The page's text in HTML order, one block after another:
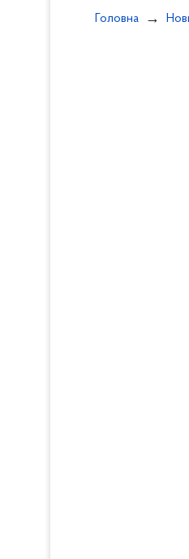
Головна